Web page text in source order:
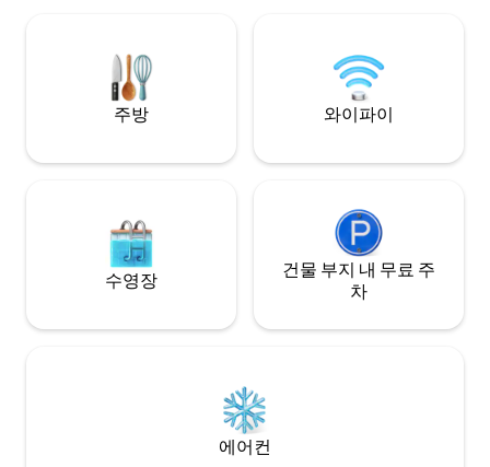
니라 스톡홀름 최
인 바 코스도 있습
주방 와이파이
수영장
건물 부지 내 무료 주
차
에어컨